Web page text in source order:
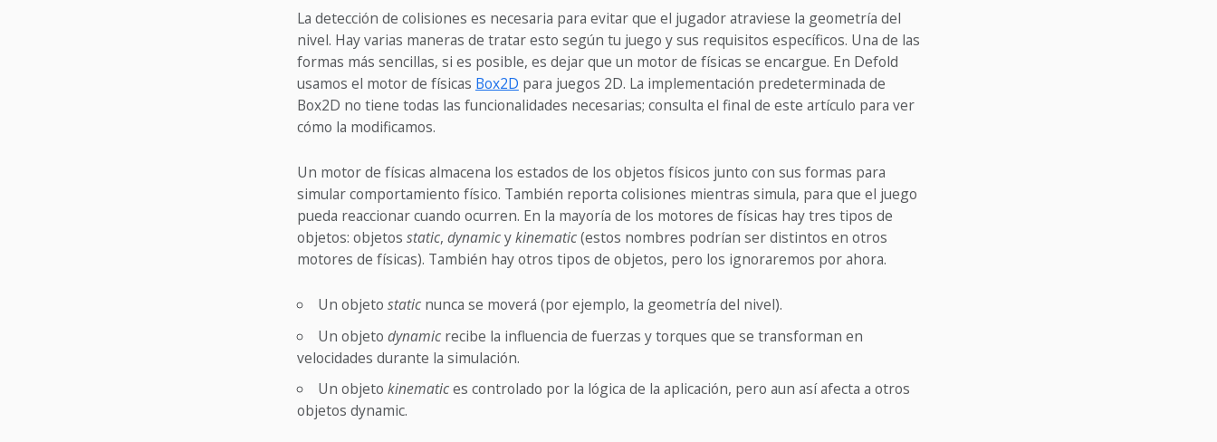
La detección de colisiones es necesaria para evitar que el jugador atraviese la geometría del
nivel. Hay varias maneras de tratar esto según tu juego y sus requisitos específicos. Una de las
formas más sencillas, si es posible, es dejar que un motor de físicas se encargue. En Defold
usamos el motor de físicas Box2D para juegos 2D. La implementación predeterminada de
Box2D no tiene todas las funcionalidades necesarias; consulta el final de este artículo para ver
cómo la modificamos.
Un motor de físicas almacena los estados de los objetos físicos junto con sus formas para
simular comportamiento físico. También reporta colisiones mientras simula, para que el juego
pueda reaccionar cuando ocurren. En la mayoría de los motores de físicas hay tres tipos de
objetos: objetos static, dynamicykinematic(estos nombres podrían ser distintos en otros
motores de físicas). También hay otros tipos de objetos, pero los ignoraremos por ahora.
Un objeto staticnunca se moverá (por ejemplo, la geometría del nivel).
Un objeto dynamicrecibe la influencia de fuerzas y torques que se transforman en
velocidades durante la simulación.
Un objeto kinematices controlado por la lógica de la aplicación, pero aun así afecta a otros
objetos dynamic.